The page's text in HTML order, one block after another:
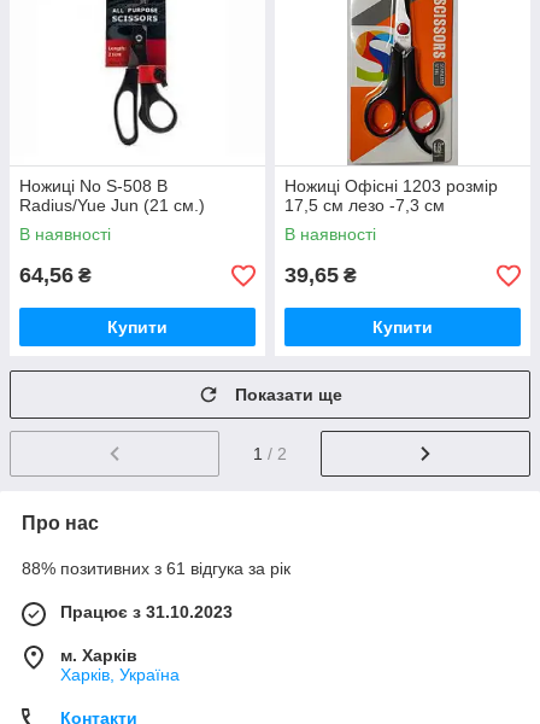
Ножиці No S-508 В
Radius/Yue Jun (21 см.)
В наявності
64,56 ₴
Купити
Ножиці Офісні 1203 розмір
17,5 см лезо -7,3 см
В наявності
39,65 ₴
Купити
Показати ще
1 / 2
Про нас
88% позитивних з 61 відгука за рік
Працює з 31.10.2023
м. Харків
Харків, Україна
Контакти